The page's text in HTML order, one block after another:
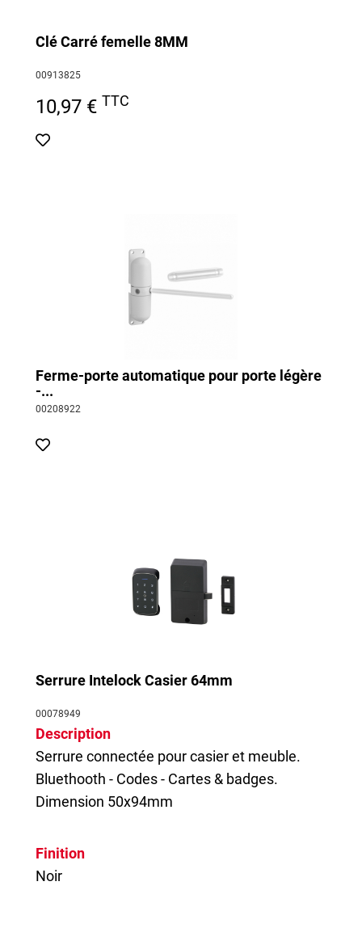
Clé Carré femelle 8MM
00913825
10,97 € TTC
Ferme-porte automatique pour porte légère
-...
00208922
Serrure Intelock Casier 64mm
00078949
Description
Serrure connectée pour casier et meuble.
Bluethooth - Codes - Cartes & badges.
Dimension 50x94mm
Finition
Noir